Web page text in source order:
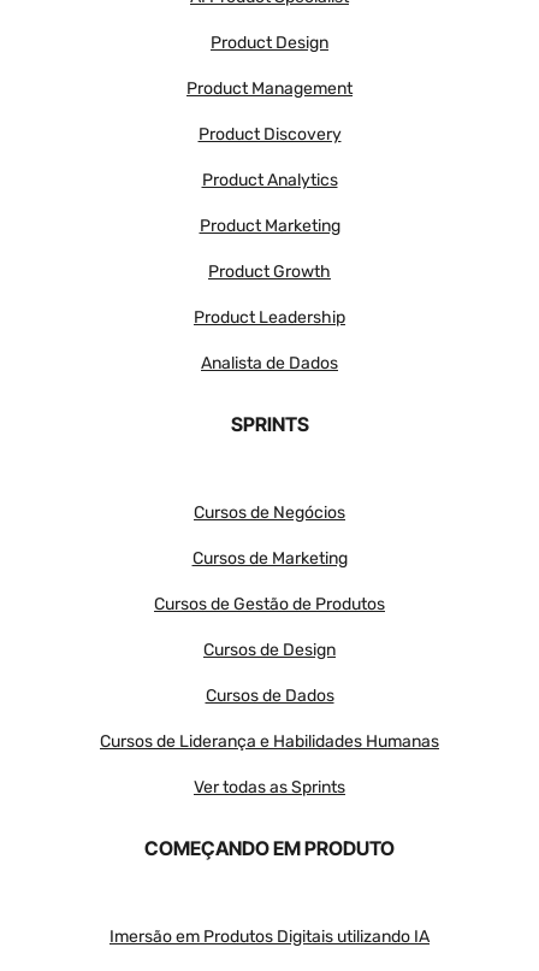
Product Design
Product Management
Product Discovery
Product Analytics
Product Marketing
Product Growth
Product Leadership
Analista de Dados
SPRINTS
Cursos de Negócios
Cursos de Marketing
Cursos de Gestão de Produtos
Cursos de Design
Cursos de Dados
Cursos de Liderança e Habilidades Humanas
Ver todas as Sprints
COMEÇANDO EM PRODUTO
Imersão em Produtos Digitais utilizando IA